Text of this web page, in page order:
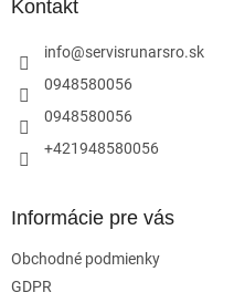
Kontakt
info@servisrunarsro.sk
0948580056
0948580056
+421948580056
Informácie pre vás
Obchodné podmienky
GDPR